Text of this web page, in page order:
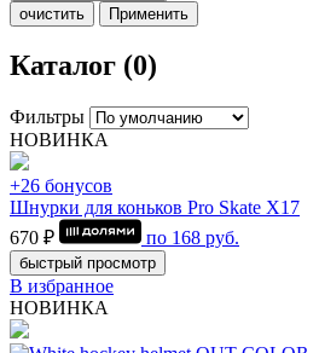
очистить
Применить
Каталог (0)
Фильтры
НОВИНКА
+26 бонусов
Шнурки для коньков Pro Skate Х17
670 ₽
по 168 руб.
быстрый просмотр
В избранное
НОВИНКА